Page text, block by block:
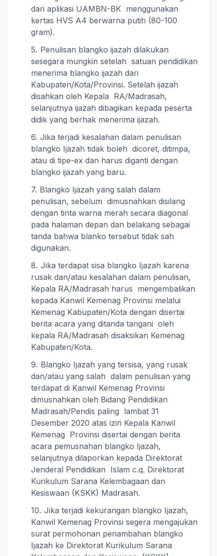
dari aplikasi UAMBN-BK menggunakan
kertas HVS A4 berwarna putih (80-100
gram).
Penulisan blangko ijazah dilakukan
sesegara mungkin setelah satuan pendidikan
menerima blangko ijazah dari
Kabupaten/Kota/Provinsi. Setelah ijazah
disahkan oleh Kepala RA/Madrasah,
selanjutnya ijazah dibagikan kepada peserta
didik yang berhak menerima ijazah.
Jika terjadi kesalahan dalam penulisan
blangko Ijazah tidak boleh dicoret, ditimpa,
atau di tipe-ex dan harus diganti dengan
blangko ijazah yang baru.
Blangko Ijazah yang salah dalam
penulisan, sebelum dimusnahkan disilang
dengan tinta warna merah secara diagonal
pada halaman depan dan belakang sebagai
tanda bahwa blanko tersebut tidak sah
digunakan.
Jika terdapat sisa blangko Ijazah karena
rusak dan/atau kesalahan dalam penulisan,
Kepala RA/Madrasah harus mengembalikan
kepada Kanwil Kemenag Provinsi melalui
Kemenag Kabupaten/Kota dengan disertai
berita acara yang ditanda tangani oleh
kepala RA/Madrasah disaksikan Kemenag
Kabupaten/Kota.
Blangko Ijazah yang tersisa, yang rusak
dan/atau yang salah dalam penulisan yang
terdapat di Kanwil Kemenag Provinsi
dimusnahkan oleh Bidang Pendidikan
Madrasah/Pendis paling lambat 31
Desember 2020 atas izin Kepala Kanwil
Kemenag Provinsi disertai dengan berita
acara pemusnahan blangko Ijazah,
selanjutnya dilaporkan kepada Direktorat
Jenderal Pendidikan Islam c.q. Direktorat
Kurikulum Sarana Kelembagaan dan
Kesiswaan (KSKK) Madrasah.
Jika terjadi kekurangan blangko Ijazah,
Kanwil Kemenag Provinsi segera mengajukan
surat permohonan penambahan blangko
Ijazah ke Direktorat Kurikulum Sarana